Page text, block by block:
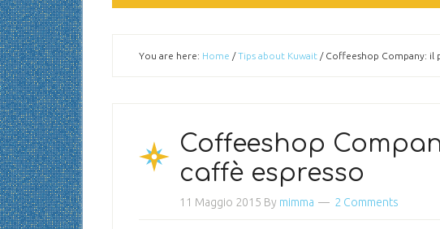
You are here: Home / Tips about Kuwait /Coffeeshop Company: il
Coffeeshop
caffè espresso
11 Maggio 2015 By mimma 2 Comments